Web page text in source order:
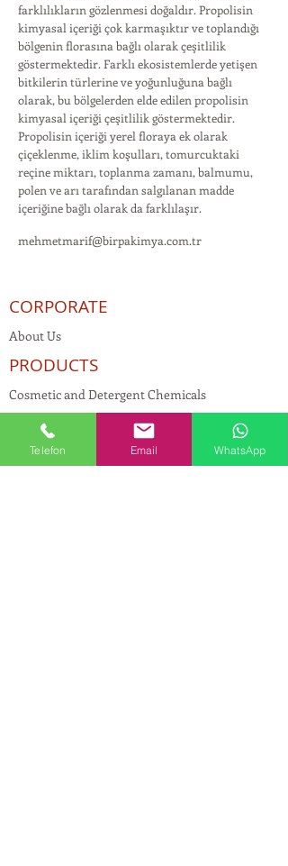
farklılıkların gözlenmesi doğaldır. Propolisin
kimyasal içeriği çok karmaşıktır ve toplandığı
bölgenin florasına bağlı olarak çeşitlilik
göstermektedir. Farklı ekosistemlerde yetişen
bitkilerin türlerine ve yoğunluğuna bağlı
olarak, bu bölgelerden elde edilen propolisin
kimyasal içeriği çeşitlilik göstermektedir.
Propolisin içeriği yerel floraya ek olarak
çiçeklenme, iklim koşulları, tomurcuktaki
reçine miktarı, toplanma zamanı, balmumu,
polen ve arı tarafından salgılanan madde
içeriğine bağlı olarak da farklılaşır.
mehmetmarif@birpakimya.com.tr
CORPORATE
About Us
PRODUCTS
Cosmetic and Detergent Chemicals
Human Resources
KVKKTelefon Email WhatsApp